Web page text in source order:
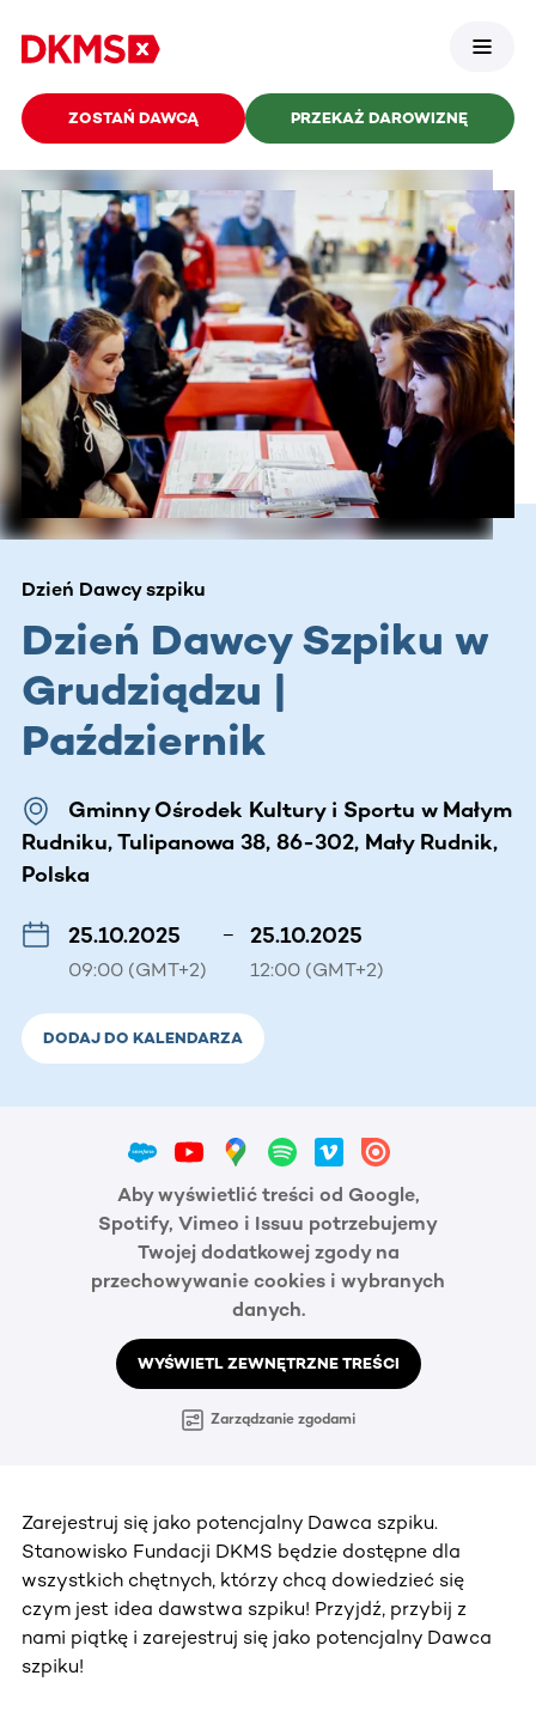
ZOSTAŃ DAWCĄ PRZEKAŻ DAROWIZNĘ
Dzień Dawcy szpiku
Dzień Dawcy Szpiku w
Grudziądzu |
Październik
Gminny Ośrodek Kultury i Sportu w Małym
Rudniku, Tulipanowa 38, 86-302, Mały Rudnik,
Polska
25.10.2025
09:00 (GMT+2)
– 25.10.2025
12:00 (GMT+2)
DODAJ DO KALENDARZA
Aby wyświetlić treści od Google,
Spotify, Vimeo i Issuu potrzebujemy
Twojej dodatkowej zgody na
przechowywanie cookies i wybranych
danych.
WYŚWIETL ZEWNĘTRZNE TREŚCI
Zarządzanie zgodami
Zarejestruj się jako potencjalny Dawca szpiku.
Stanowisko Fundacji DKMS będzie dostępne dla
wszystkich chętnych, którzy chcą dowiedzieć się
czym jest idea dawstwa szpiku! Przyjdź, przybij z
nami piątkę i zarejestruj się jako potencjalny Dawca
szpiku!